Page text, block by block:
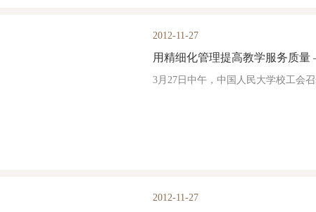
2012-11-27
3月27日中午，中国人民大学校工会
2012-11-27